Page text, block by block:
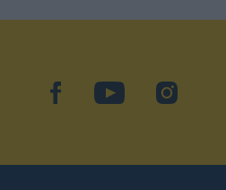
facebookYouTubeInstagram